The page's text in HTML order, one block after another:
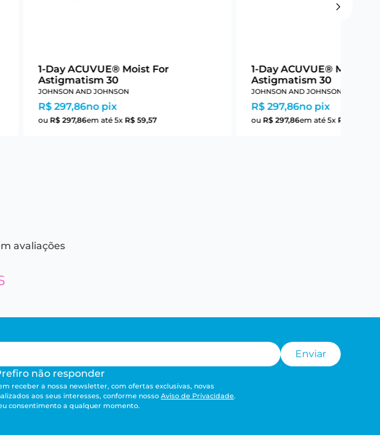
1-Day ACUVUE® Moist For
Astigmatism 30
JOHNSON AND JOHNSON
R$ 297,86no pix
ou R$ 297,86em até5x R$ 59,57
1-Day ACUVUE® Moist
Astigmatism 30
JOHNSON AND JOHNSON
R$ 297,86no pix
ou R$ 297,86em até5x R$
avaliações
Enviar
não responder
receber a nossa newsletter, com ofertas exclusivas, novas
aos seus interesses, conforme nosso Aviso de Privacidade.
consentimento a qualquer momento.